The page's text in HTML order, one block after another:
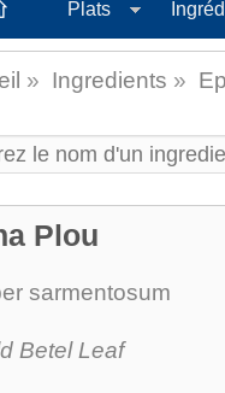
Plats
» Ingredients »
Plou
sarmentosum
Betel Leaf